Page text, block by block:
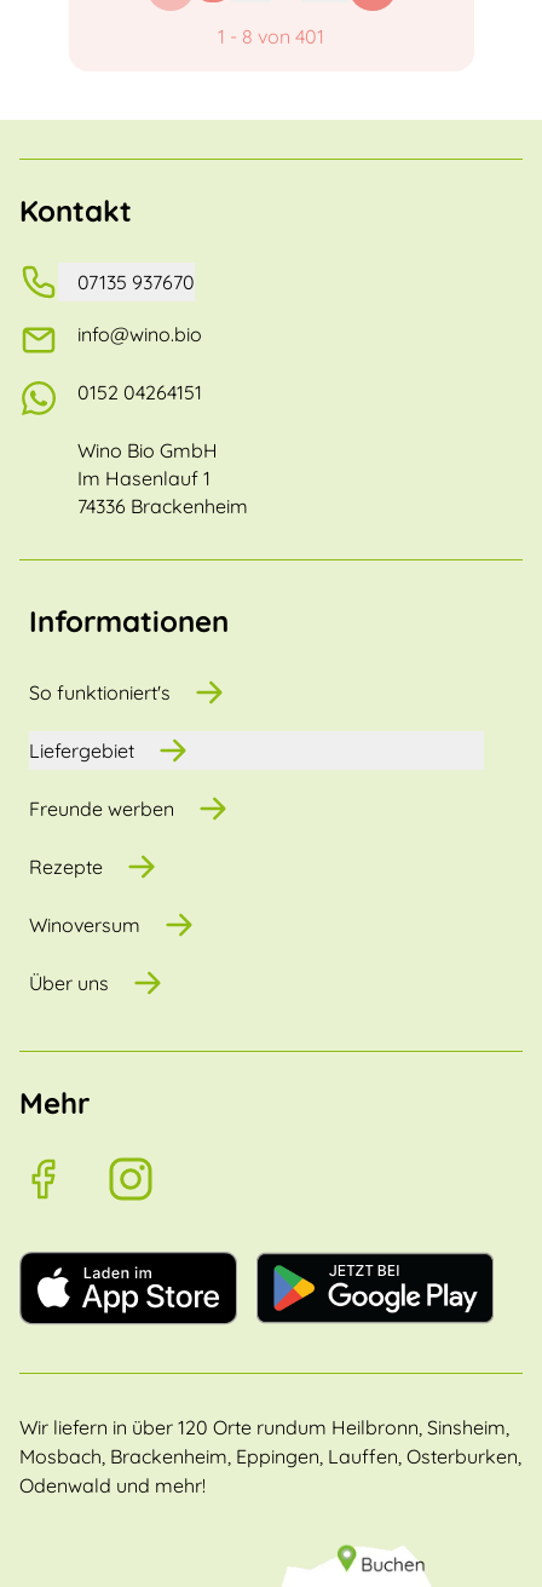
1 - 8 von 401
Kontakt
07135 937670
info@wino.bio
0152 04264151
Wino Bio GmbH
Im Hasenlauf 1
74336 Brackenheim
Informationen
So funktioniert's
Liefergebiet
Freunde werben
Rezepte
Winoversum
Über uns
Mehr
Wir liefern in über 120 Orte rundum Heilbronn, Sinsheim,
Mosbach, Brackenheim, Eppingen, Lauffen, Osterburken,
Odenwald und mehr!